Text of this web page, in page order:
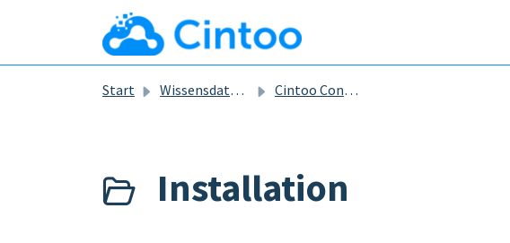
Zum hauptsächlichen Inhalt gehen
Start Wissensdatenbank Cintoo Connect
Installation